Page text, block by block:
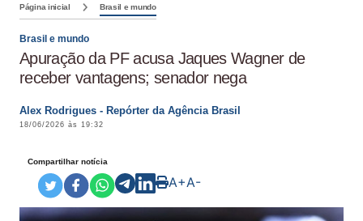
Página inicial Brasil e mundo
Brasil e mundo
Apuração da PF acusa Jaques Wagner de
receber vantagens; senador nega
Alex Rodrigues - Repórter da Agência Brasil
18/06/2026 às 19:32
Compartilhar notícia
A+A-